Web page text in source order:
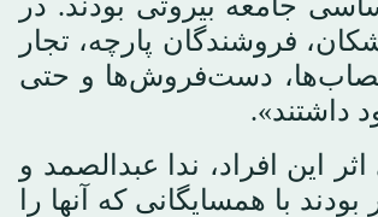
فروشندگان پارچه، تجار
دست‌فروش‌ها و حتی
داشتند».
این افراد، ندا عبدالصمد و
با همسایگانی که آنها را